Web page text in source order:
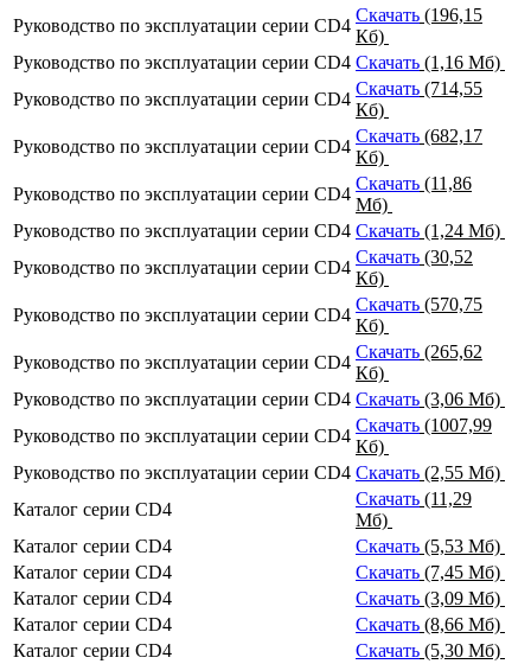
Руководство по эксплуатации серии CD4
Скачать (196,15
Кб)
Руководство по эксплуатации серии CD4 Скачать (1,16 Мб)
Руководство по эксплуатации серии CD4
Скачать (714,55
Кб)
Руководство по эксплуатации серии CD4
Скачать (682,17
Кб)
Руководство по эксплуатации серии CD4
Скачать (11,86
Мб)
Руководство по эксплуатации серии CD4 Скачать (1,24 Мб)
Руководство по эксплуатации серии CD4
Скачать (30,52
Кб)
Руководство по эксплуатации серии CD4
Скачать (570,75
Кб)
Руководство по эксплуатации серии CD4
Скачать (265,62
Кб)
Руководство по эксплуатации серии CD4 Скачать (3,06 Мб)
Руководство по эксплуатации серии CD4
Скачать (1007,99
Кб)
Руководство по эксплуатации серии CD4 Скачать (2,55 Мб)
Каталог серии CD4
Скачать (11,29
Мб)
Каталог серии CD4
Скачать (5,53 Мб)
Каталог серии CD4
Скачать (7,45 Мб)
Каталог серии CD4
Скачать (3,09 Мб)
Каталог серии CD4
Скачать (8,66 Мб)
Каталог серии CD4
Скачать (5,30 Мб)